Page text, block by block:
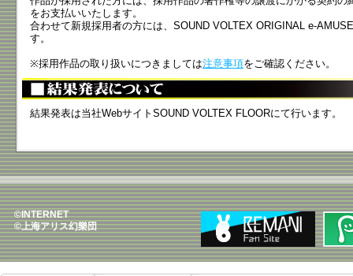
をお支払いいたします。
合わせて新規採用者の方には、SOUND VOLTEX ORIGINAL e-
す。
※採用作品の取り扱いにつきましては注意事項をご確認ください。
結果発表は当社WebサイトSOUND VOLTEX FLOORにて行います。
©INTERNET
©上海アリス幻樂団